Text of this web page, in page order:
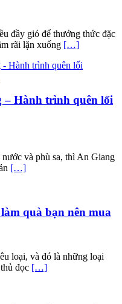
đầy gió để thưởng thức đặc
rãi lặn xuống […]
– Hành trình quên lối
và phù sa, thì An Giang
[…]
quà bạn nên mua
loại, và đó là những loại
đọc […]